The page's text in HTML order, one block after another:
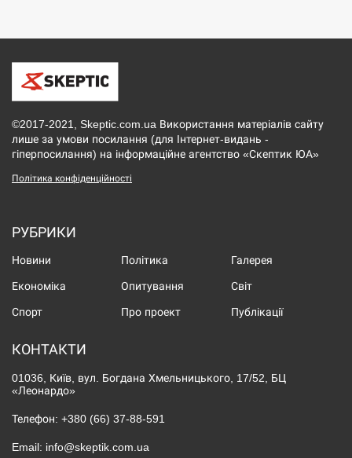
©2017-2021, Skeptic.com.ua Використання матеріалів сайту
лише за умови посилання (для Інтернет-видань -
гіперпосилання) на інформаційне агентство «Скептик ЮА»
Політика конфіденційності
РУБРИКИ
Новини Політика Галерея
Економіка Опитування Світ
Спорт Про проект Публікації
КОНТАКТИ
01036, Київ, вул. Богдана Хмельницького, 17/52, БЦ
«Леонардо»
Телефон: +380 (66) 37-88-591
Email: info@skeptik.com.ua